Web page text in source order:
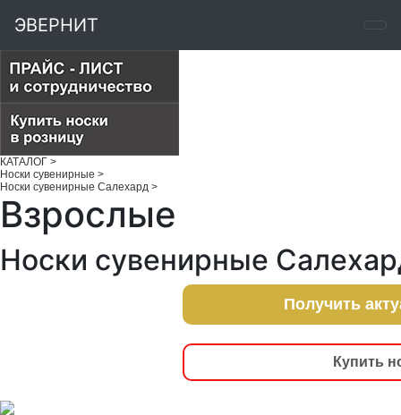
ЭВЕРНИТ
КАТАЛОГ >
Носки сувенирные >
Носки сувенирные Салехард >
Взрослые
Носки сувенирные
Получить
Купить